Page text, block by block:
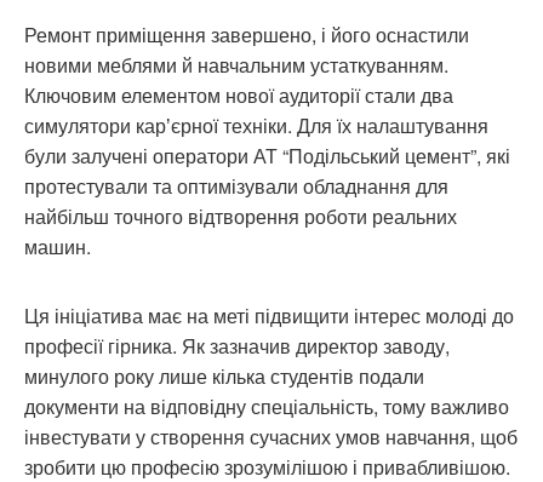
Ремонт приміщення завершено, і його оснастили
новими меблями й навчальним устаткуванням.
Ключовим елементом нової аудиторії стали два
симулятори карʼєрної техніки. Для їх налаштування
були залучені оператори АТ “Подільський цемент”, які
протестували та оптимізували обладнання для
найбільш точного відтворення роботи реальних
машин.
Ця ініціатива має на меті підвищити інтерес молоді до
професії гірника. Як зазначив директор заводу,
минулого року лише кілька студентів подали
документи на відповідну спеціальність, тому важливо
інвестувати у створення сучасних умов навчання, щоб
зробити цю професію зрозумілішою і привабливішою.